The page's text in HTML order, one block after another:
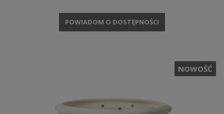
POWIADOM O DOSTĘPNOŚCI
NOWOŚĆ